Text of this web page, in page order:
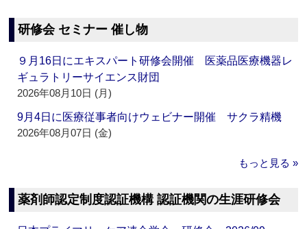
研修会 セミナー 催し物
９月16日にエキスパート研修会開催 医薬品医療機器レ
ギュラトリーサイエンス財団
2026年08月10日 (月)
9月4日に医療従事者向けウェビナー開催 サクラ精機
2026年08月07日 (金)
もっと見る »
薬剤師認定制度認証機構 認証機関の生涯研修会